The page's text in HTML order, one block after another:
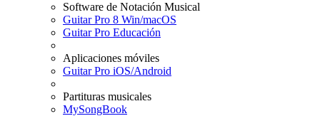
Software de Notación Musical
Guitar Pro 8 Win/macOS
Guitar Pro Educación
Aplicaciones móviles
Guitar Pro iOS/Android
Partituras musicales
MySongBook